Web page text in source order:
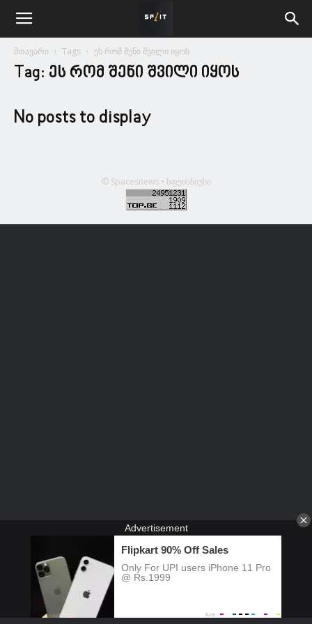
მთავარი Tags ეს რომ შენი შვილი იყოს
Tag: ეს რომ შენი შვილი იყოს
No posts to display
© Spacesnews • სფეისნიუსი